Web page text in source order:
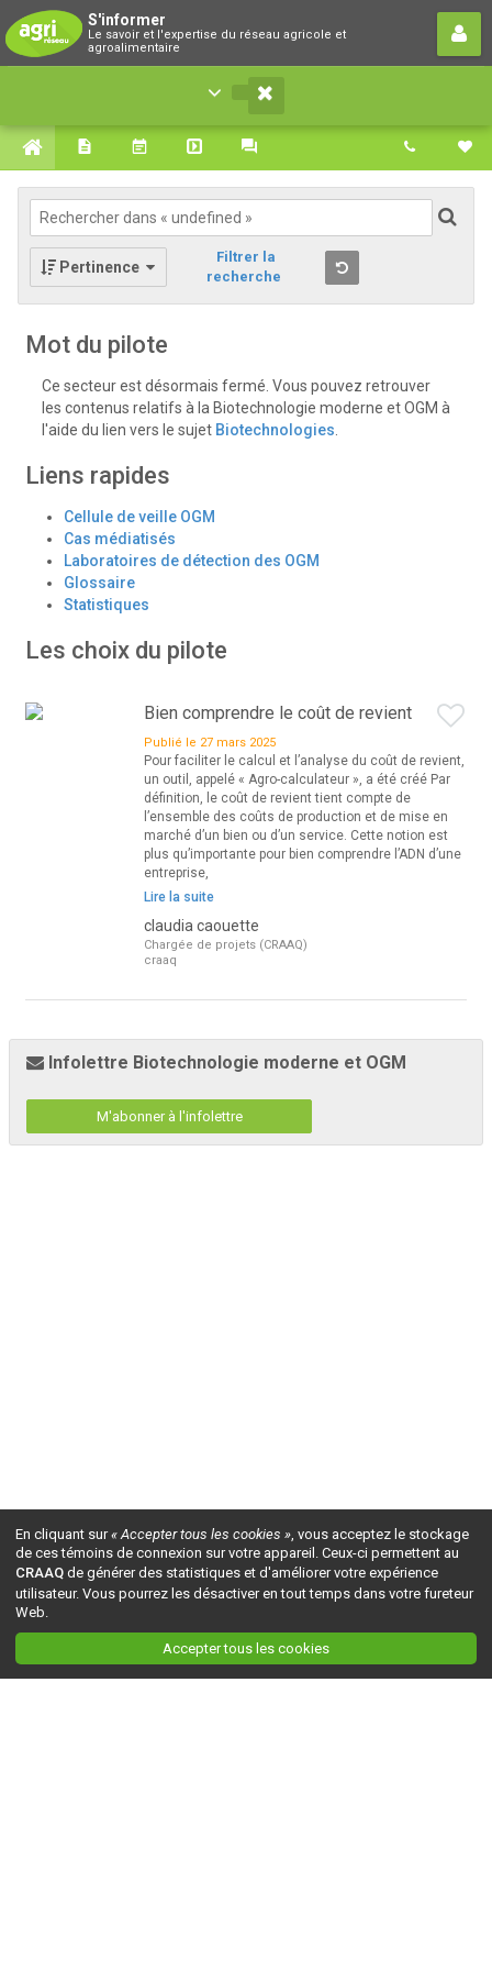
S'informer
Le savoir et l'expertise du réseau agricole et
agroalimentaire
Le savoir et l'expertise du réseau agricole et
agroalimentaire
Pertinence
Filtrer la
recherche
Mot du pilote
Ce secteur est désormais fermé. Vous pouvez retrouver
les contenus relatifs à la Biotechnologie moderne et OGM à
l'aide du lien vers le sujet Biotechnologies
Liens rapides
Cellule de veille OGM
Cas médiatisés
Laboratoires de détection des OGM
Glossaire
Statistiques
Les choix du pilote
Bien comprendre le coût de revient
Publié le 27 mars 2025
Pour faciliter le calcul et l’analyse du coût de revient,
un outil, appelé « Agro-calculateur », a été créé Par
définition, le coût de revient tient compte de
l’ensemble des coûts de production et de mise en
marché d’un bien ou d’un service. Cette notion est
plus qu’importante pour bien comprendre l’ADN d’une
entreprise,
Lire la suite
claudia caouette
Chargée de projets (CRAAQ)
craaq
Infolettre Biotechnologie moderne et OGM
M'abonner à l'infolettre
En cliquant sur« Accepter tous les cookies », vous acceptez le stockage
de ces témoins de connexion sur votre appareil. Ceux-ci permettent au
CRAAQ de générer des statistiques et d'améliorer votre expérience
utilisateur. Vous pourrez les désactiver en tout temps dans votre fureteur
Web.
Accepter tous les cookies